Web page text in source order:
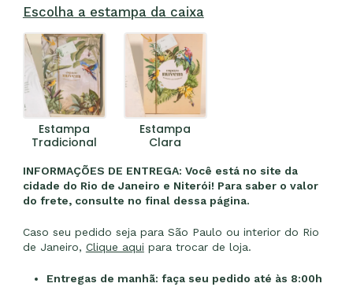
Escolha a estampa da caixa
Estampa
Tradicional
Estampa
Clara
INFORMAÇÕES DE ENTREGA: Você está no site da
cidade do Rio de Janeiro e Niterói! Para saber o valor
do frete, consulte no final dessa página.
Caso seu pedido seja para São Paulo ou interior do Rio
de Janeiro, Clique aqui para trocar de loja.
Entregas de manhã: faça seu pedido até às 8:00h